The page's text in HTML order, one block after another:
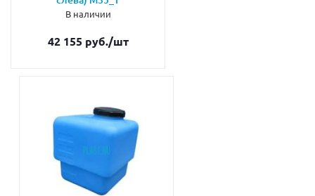
В наличии
42 155 руб./шт